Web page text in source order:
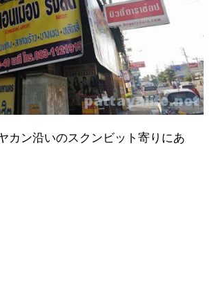
カン沿いのスクンビット寄りにあ